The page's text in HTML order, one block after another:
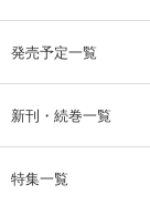
発売予定一覧
新刊・続巻一覧
特集一覧